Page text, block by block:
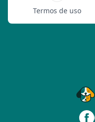
Termos de uso